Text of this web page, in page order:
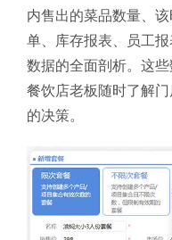
内售出的菜品数量、
单、库存报表、员工
数据的全面剖析。这
餐饮店老板随时了解
的决策。